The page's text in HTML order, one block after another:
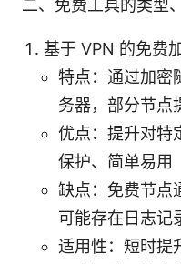
二、免费工具的类型
基于 VPN 的免费
特点：通过加密
务器，部分节点
优点：提升对特
保护、简单易用
缺点：免费节点
可能存在日志记
适用性：短时提